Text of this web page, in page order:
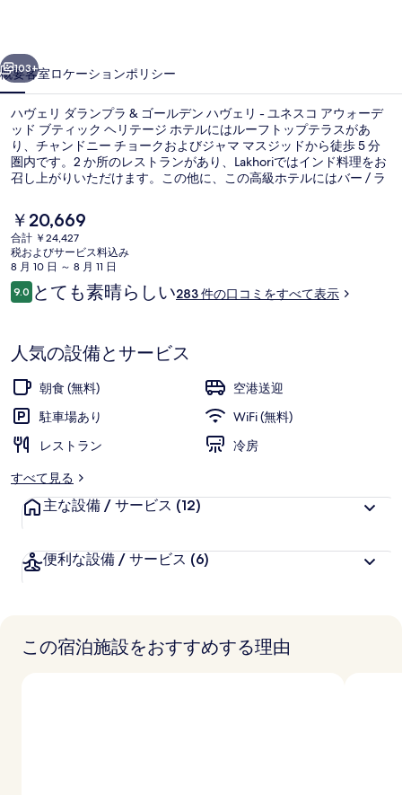
プ
ラ
&
ゴ
ー
ル
デ
ン
ハ
ェ
リ
ユ
ス
次へ
103+
概要客室ロケーションポリシー
ハヴェリ ダランプラ & ゴールデン ハヴェリ - ユネスコ アウォーデ
ッド ブティック ヘリテージ ホテルにはルーフトップテラスがあ
り、チャンドニー チョークおよびジャマ マスジッドから徒歩 5 分
圏内です。2 か所のレストランがあり、Lakhoriではインド料理をお
召し上がりいただけます。この他に、この高級ホテルにはバー / ラ
スタッフを評価しています。この宿泊施設からは歩いてすぐ公共交
通機関を利用できます。地下鉄チュワライ バザール駅までは 10
分、ジャマ・マスジド駅までは 10 分です。
現
在
の
料
金
は
す
￥20,669
合計 ￥24,427
税およびサービス料込み
8 月 10 日 ～ 8 月 11 日
口
コ
9.010段階中9.0
とても素晴らしい283 件の口コミをすべて表示
人気の設備とサービス
朝食 (無料)
空港送迎
駐車場あり
WiFi (無料)
レストラン
冷房
すべて見る
主な設備 / サービス (12)
便利な設備 / サービス (6)
この宿泊施設をおすすめする理由